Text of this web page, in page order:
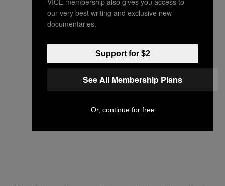
our very best writing and exclusive new
documentaries.
Support for $2
See All Membership Plans
Or, continue for free